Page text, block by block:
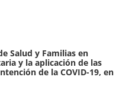
Salud y Familias en
y la aplicación de las
de la COVID-19, en